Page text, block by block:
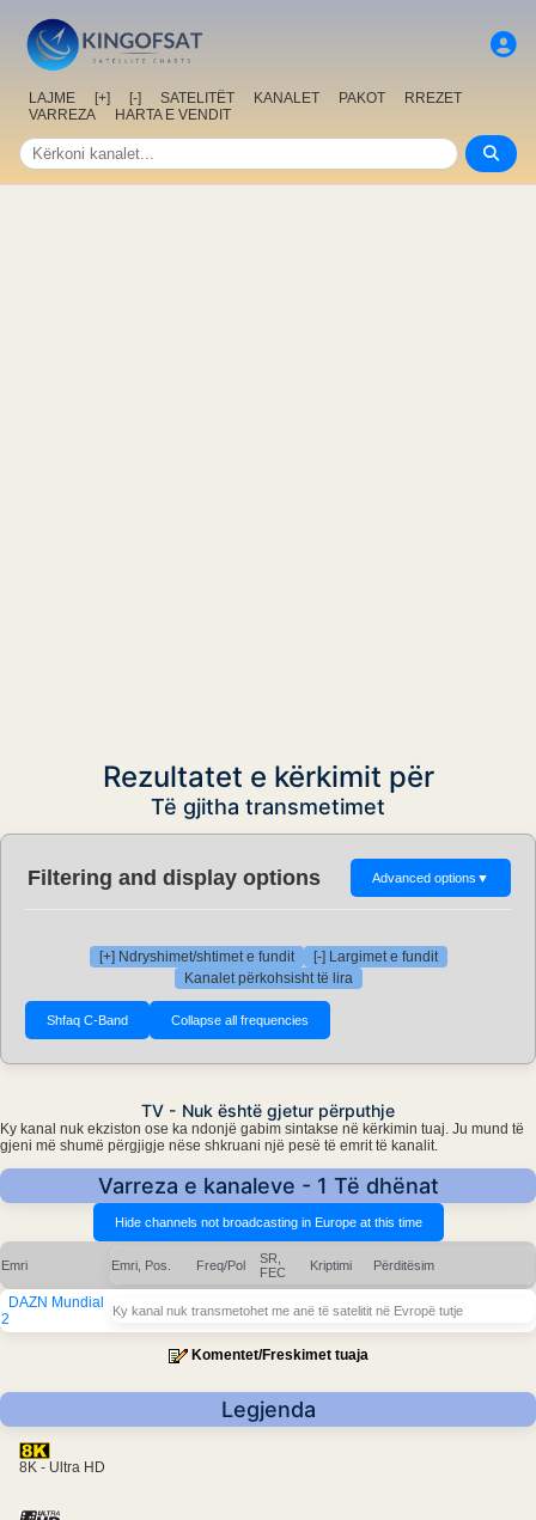
LAJME [+] [-] SATELITËT KANALET PAKOT
RREZET
VARREZA
HARTA E VENDIT
Rezultatet e kërkimit për
Të gjitha transmetimet
Filtering and display options Advanced options ▼
[+] Ndryshimet/shtimet e fundit
[-] Largimet e fundit
Kanalet përkohsisht të lira
TV - Nuk është gjetur përputhje
Ky kanal nuk ekziston ose ka ndonjë gabim sintakse në kërkimin tuaj. Ju mund të
gjeni më shumë përgjigje nëse shkruani një pesë të emrit të kanalit.
Varreza e kanaleve - 1 Të dhënat
Emri Emri, Pos. Freq/Pol
SR,
FEC
Kriptimi Përditësim
DAZN Mundial
2
Ky kanal nuk transmetohet me anë të satelitit në Evropë tutje
Komentet/Freskimet tuaja
Legjenda
8K - Ultra HD